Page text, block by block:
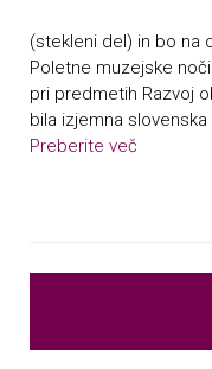
(stekleni del) in bo na
Poletne muzejske
pri predmetih Razvoj
bila izjemna
Preberite več